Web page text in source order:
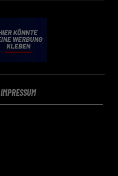
IMPRESSUM